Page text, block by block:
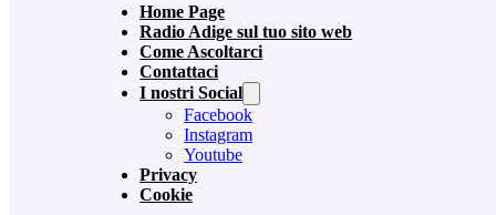
Home Page
Radio Adige sul tuo sito web
Come Ascoltarci
Contattaci
I nostri Social
Facebook
Instagram
Youtube
Privacy
Cookie